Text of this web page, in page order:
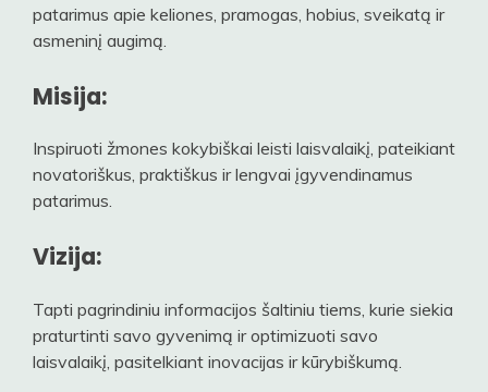
patarimus apie keliones, pramogas, hobius, sveikatą ir
asmeninį augimą.
Misija:
Inspiruoti žmones kokybiškai leisti laisvalaikį, pateikiant
novatoriškus, praktiškus ir lengvai įgyvendinamus
patarimus.
Vizija:
Tapti pagrindiniu informacijos šaltiniu tiems, kurie siekia
praturtinti savo gyvenimą ir optimizuoti savo
laisvalaikį, pasitelkiant inovacijas ir kūrybiškumą.